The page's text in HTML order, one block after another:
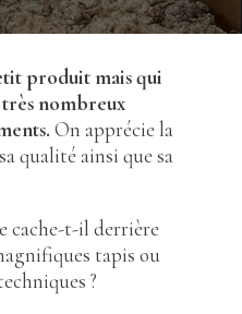
produit mais qui
nombreux
On apprécie la
qualité ainsi que sa
cache-t-il derrière
tapis ou
?